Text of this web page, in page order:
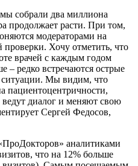
мы собрали два миллиона
продолжает расти. При том,
модераторами на
Хочу отметить, что
врачей с каждым годом
– редко встречаются острые
Мы видим, что
пациентоцентричности,
диалог и меняют свою
Сергей Федосов,
аналитиками
что на 12% больше